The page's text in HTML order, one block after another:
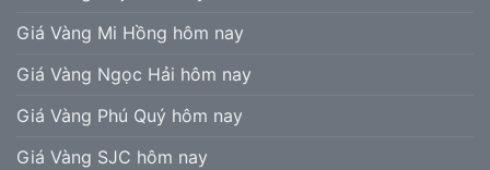
Giá Vàng Mi Hồng hôm nay
Giá Vàng Ngọc Hải hôm nay
Giá Vàng Phú Quý hôm nay
Giá Vàng SJC hôm nay